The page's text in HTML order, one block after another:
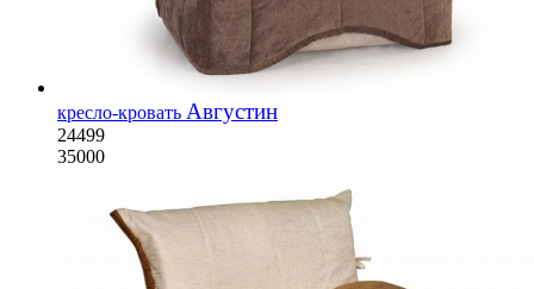
кресло-кровать Августин
24499
35000